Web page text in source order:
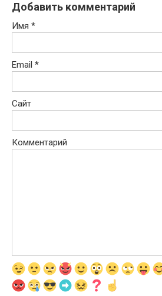
Добавить комментарий
Имя *
Email *
Сайт
Комментарий